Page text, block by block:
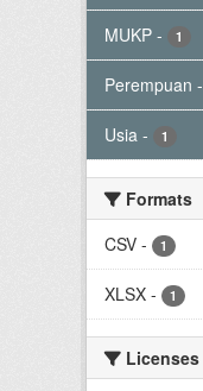
MUKP - 1
Perempuan -
Usia - 1
Formats
CSV - 1
XLSX - 1
Licenses